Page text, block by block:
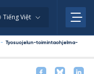
Tiếng Việt
- Tyosuojelun-toimintaohjelma-